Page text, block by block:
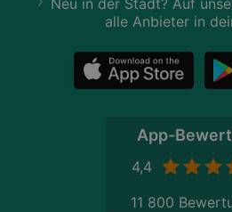
Neu in der Stadt? Auf
alle Anbieter in
App-
4,4
11 800